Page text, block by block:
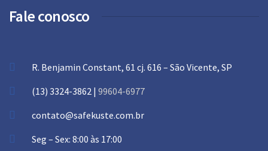
Fale conosco
R. Benjamin Constant, 61 cj. 616 – São Vicente, SP
(13) 3324-3862 | 99604-6977
contato@safekuste.com.br
Seg – Sex: 8:00 às 17:00